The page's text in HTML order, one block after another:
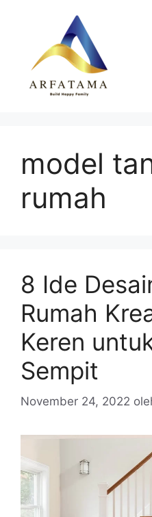
model
rumah
8 Ide
Rumah
Keren
Sempit
November 24, 2022